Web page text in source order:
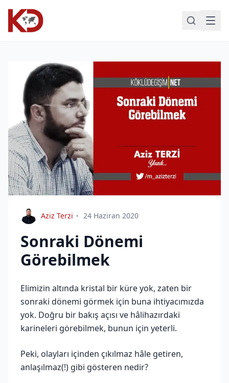
Aziz Terzi 24 Haziran 2020
Sonraki Dönemi
Görebilmek
Elimizin altında kristal bir küre yok, zaten bir
sonraki dönemi görmek için buna ihtiyacımızda
yok. Doğru bir bakış açısı ve hâlihazırdaki
karineleri görebilmek, bunun için yeterli.
Peki, olayları içinden çıkılmaz hâle getiren,
anlaşılmaz(!) gibi gösteren nedir?